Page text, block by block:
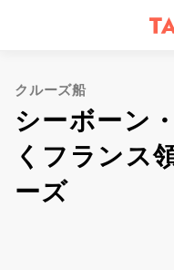
クルーズ船
シーボーン
くフランス
ーズ